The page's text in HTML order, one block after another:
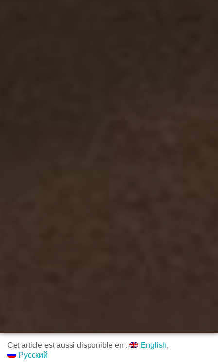
Cet article est aussi disponible en :
English
Русский